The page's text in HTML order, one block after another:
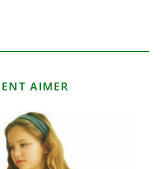
AIMER